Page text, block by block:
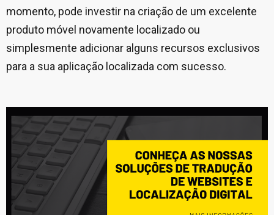
momento, pode investir na criação de um excelente
produto móvel novamente localizado ou
simplesmente adicionar alguns recursos exclusivos
para a sua aplicação localizada com sucesso.